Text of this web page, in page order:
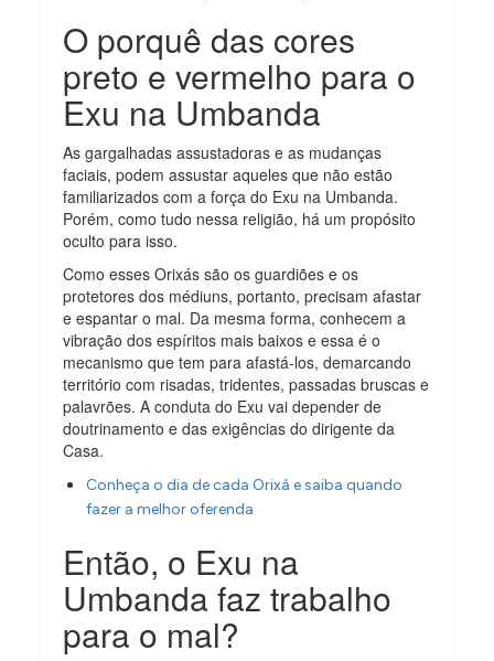
O porquê das cores
preto e vermelho para o
Exu na Umbanda
As gargalhadas assustadoras e as mudanças
faciais, podem assustar aqueles que não estão
familiarizados com a força do Exu na Umbanda.
Porém, como tudo nessa religião, há um propósito
oculto para isso.
Como esses Orixás são os guardiões e os
protetores dos médiuns, portanto, precisam afastar
e espantar o mal. Da mesma forma, conhecem a
vibração dos espíritos mais baixos e essa é o
mecanismo que tem para afastá-los, demarcando
território com risadas, tridentes, passadas bruscas e
palavrões. A conduta do Exu vai depender de
doutrinamento e das exigências do dirigente da
Casa.
Conheça o dia de cada Orixá e saiba quando
fazer a melhor oferenda
Então, o Exu na
Umbanda faz trabalho
para o mal?